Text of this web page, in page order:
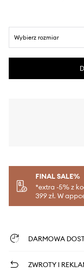
Wybierz rozmiar
FINAL SALE%
*extra -5% z
399 zł. W
DARMOWA
ZWROTY I